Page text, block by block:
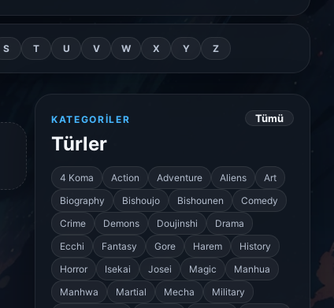
S T U V W X Y Z
KATEGORILER
Türler
Tümü
4 Koma Action Adventure Aliens
Art
Biography
Bishoujo Bishounen
Comedy
Crime
Demons Doujinshi
Drama
Ecchi
Fantasy Gore Harem
History
Horror
Isekai Josei Magic
Manhua
Manhwa
Martial Mecha
Military